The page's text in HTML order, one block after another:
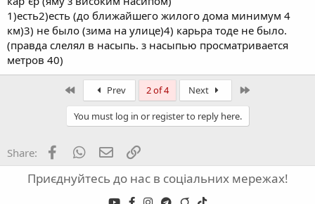
1)есть2)есть (до ближайшего жилого дома минимум 4
км)3) не было (зима на улице)4) карьра тоде не было.
(правда слелял в насыпь. з насыпью просматривается
метров 40)
Prev 2 of 4 Next
You must log in or register to reply here.
Share: FacebookWhatsApp
Email
Приєднуйтесь до нас в соціальних мережах!